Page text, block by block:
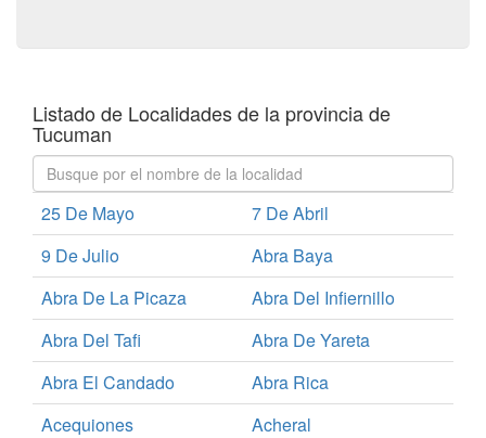
Listado de Localidades de la provincia de
Tucuman
25 De Mayo
7 De Abril
9 De Julio
Abra Baya
Abra De La Picaza
Abra Del Infiernillo
Abra Del Tafi
Abra De Yareta
Abra El Candado
Abra Rica
Acequiones
Acheral